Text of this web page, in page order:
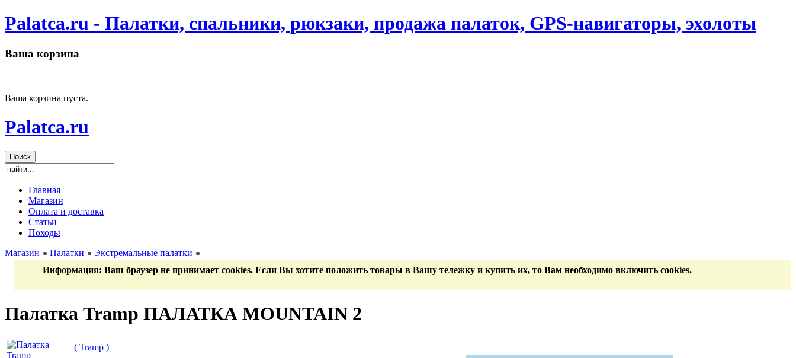
Palatca.ru - Палатки, спальники, рюкзаки, продажа палаток, GPS-навигаторы, эхолоты
Ваша корзина
Ваша корзина пуста.
Palatca.ru
Главная
Магазин
Оплата и доставка
Статьи
Походы
Магазин
Палатки
Экстремальные палатки
Информация: Ваш браузер не принимает cookies. Если Вы хотите положить товары в Вашу тележку и купить их, то Вам необходимо включить cookies.
Палатка Tramp ПАЛАТКА MOUNTAIN 2
( Tramp )